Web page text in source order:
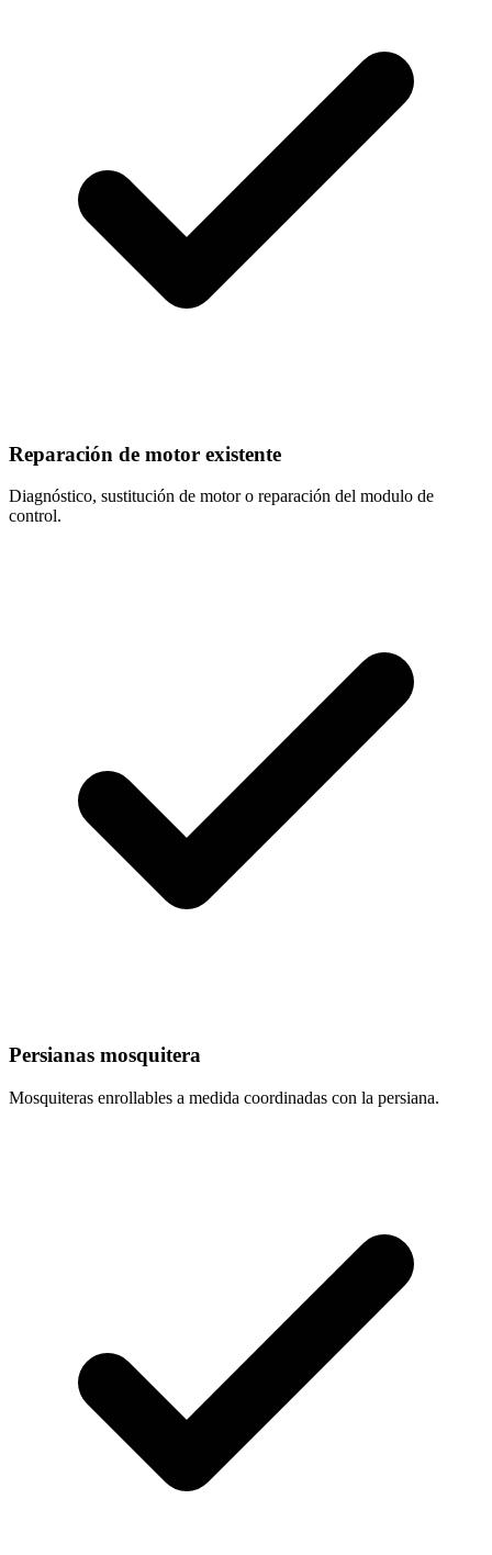
Reparación de motor existente
Diagnóstico, sustitución de motor o reparación del modulo de
control.
Persianas mosquitera
Mosquiteras enrollables a medida coordinadas con la persiana.